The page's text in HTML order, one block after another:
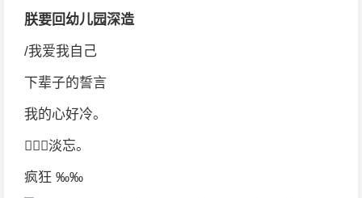
朕要回幼儿园深造
/我爱我自己
下辈子的誓言
我的心好冷。
淡忘。
疯狂 ‰‰